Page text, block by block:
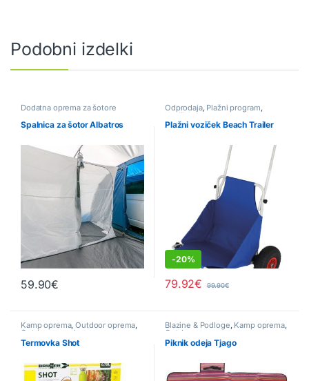
Podobni izdelki
Dodatna oprema za šotore
Spalnica za šotor Albatros
59.90€
Odprodaja, Plažni program,
Vozički
Plažni voziček Beach Trailer
-20%
79.92€ 99.90€
Kamp oprema,Outdoor oprema,
Outdoor posoda
Termovka Shot
Blazine & Podloge, Kamp oprema,
Outdoor oprema
Piknik odeja Tjago